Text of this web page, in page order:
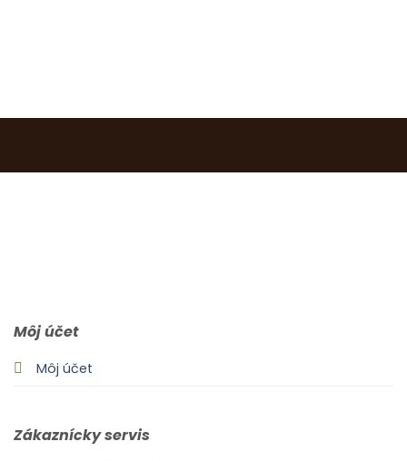
Môj účet
Môj účet
Zákaznícky servis